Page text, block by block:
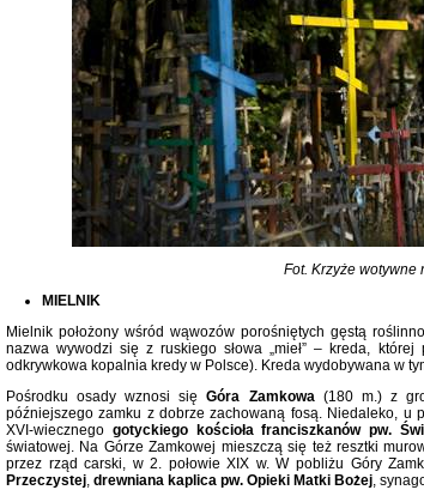
Fot. Krzyże wotywne
MIELNIK
Mielnik położony wśród wąwozów porośniętych gęstą
nazwa wywodzi się z ruskiego słowa „mieł” – kreda,
odkrywkowa kopalnia kredy w Polsce). Kreda wydobywana w
Pośrodku osady wznosi sięGóra Zamkowa(180 m.) z
późniejszego zamku z dobrze zachowaną fosą. Niedaleko, u
XVI-wiecznego gotyckiego kościoła franciszkanów pw.
światowej. Na Górze Zamkowej mieszczą się też resztki
przez rząd carski, w 2. połowie XIX w. W pobliżu Góry
Przeczystej, drewniana kaplica pw. Opieki Matki Bożej,